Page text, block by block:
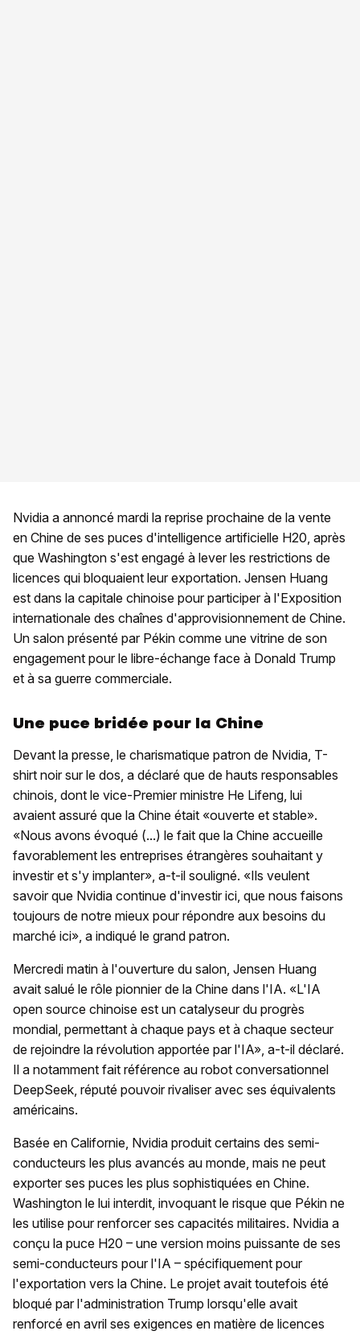
Nvidia a annoncé mardi la reprise prochaine de la vente
en Chine de ses puces d'intelligence artificielle H20, après
que Washington s'est engagé à lever les restrictions de
licences qui bloquaient leur exportation. Jensen Huang
est dans la capitale chinoise pour participer à l'Exposition
internationale des chaînes d'approvisionnement de Chine.
Un salon présenté par Pékin comme une vitrine de son
engagement pour le libre-échange face à Donald Trump
et à sa guerre commerciale.
Une puce bridée pour la Chine
Devant la presse, le charismatique patron de Nvidia, T-
shirt noir sur le dos, a déclaré que de hauts responsables
chinois, dont le vice-Premier ministre He Lifeng, lui
avaient assuré que la Chine était «ouverte et stable».
«Nous avons évoqué (...) le fait que la Chine accueille
favorablement les entreprises étrangères souhaitant y
investir et s'y implanter», a-t-il souligné. «Ils veulent
savoir que Nvidia continue d'investir ici, que nous faisons
toujours de notre mieux pour répondre aux besoins du
marché ici», a indiqué le grand patron.
Mercredi matin à l'ouverture du salon, Jensen Huang
avait salué le rôle pionnier de la Chine dans l'IA. «L'IA
open source chinoise est un catalyseur du progrès
mondial, permettant à chaque pays et à chaque secteur
de rejoindre la révolution apportée par l'IA», a-t-il déclaré.
Il a notamment fait référence au robot conversationnel
DeepSeek, réputé pouvoir rivaliser avec ses équivalents
américains.
Basée en Californie, Nvidia produit certains des semi-
conducteurs les plus avancés au monde, mais ne peut
exporter ses puces les plus sophistiquées en Chine.
Washington le lui interdit, invoquant le risque que Pékin ne
les utilise pour renforcer ses capacités militaires. Nvidia a
conçu la puce H20 – une version moins puissante de ses
semi-conducteurs pour l'IA – spécifiquement pour
l'exportation vers la Chine. Le projet avait toutefois été
bloqué par l'administration Trump lorsqu'elle avait
renforcé en avril ses exigences en matière de licences